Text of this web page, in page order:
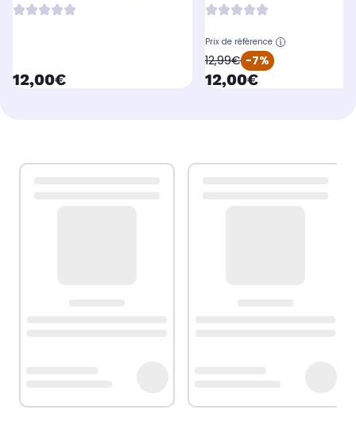
currentPrice
12,00€
Prix de référence
oldPrice
12,99€ -7%
currentPrice
12,00€